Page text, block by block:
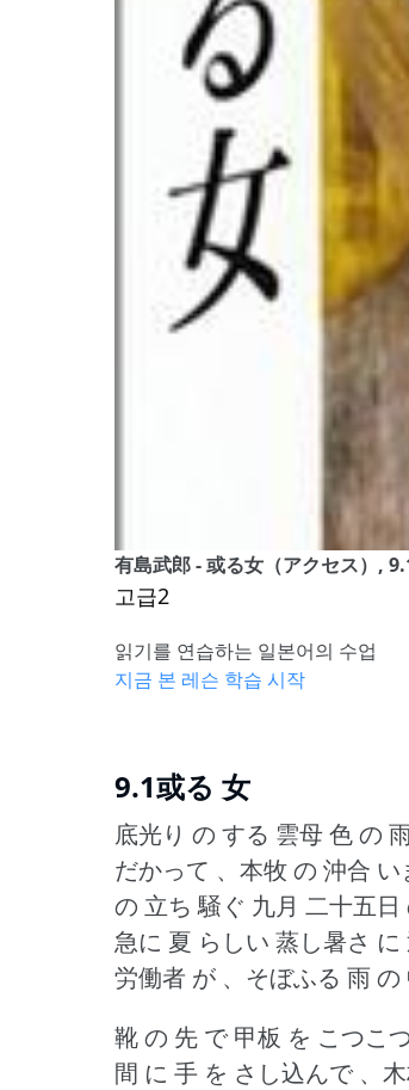
有島武郎 - 或る女（アクセス）,
고급2
읽기를 연습하는 일본어의 수업
지금 본 레슨 학습 시작
9.1或る 女
底光り の する 雲母 色 の
だかって 、本牧 の 沖合
の 立ち 騒ぐ 九月 二十五日
急に 夏 らしい 蒸し暑さ
労働者 が 、そぼふる 雨 の
靴 の 先 で 甲板 を こつこ
間 に 手 を さし込んで 、